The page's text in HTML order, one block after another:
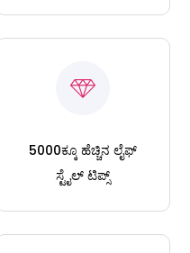
5000ಕ್ಕೂ ಹೆಚ್ಚಿನ ಲೈಫ್
ಸ್ಟೈಲ್ ಟಿಪ್ಸ್